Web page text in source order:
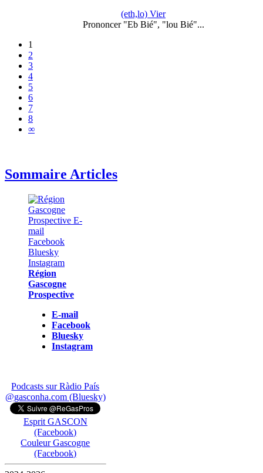
(eth,lo) Vier
Prononcer "Eb Bié", "lou Bié"...
1
2
3
4
5
6
7
8
∞
Sommaire Articles
Région
Gascogne
Prospective
E-mail
Facebook
Bluesky
Instagram
Podcasts sur Ràdio País
@gasconha.com (Bluesky)
Esprit GASCON
(Facebook)
Couleur Gascogne
(Facebook)